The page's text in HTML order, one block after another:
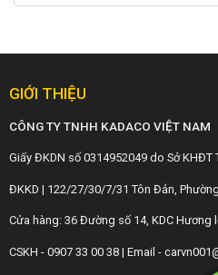
GIỚI THIỆU
CÔNG TY TNHH KADACO VIỆT NAM
Giấy ĐKDN số 0314952049 do Sở KHĐT
ĐKKD | 122/27/30/7/31 Tôn Đản, Phường
Cửa hàng: 36 Đường số 14, KDC Hương
CSKH - 0907 33 00 38 | Email -